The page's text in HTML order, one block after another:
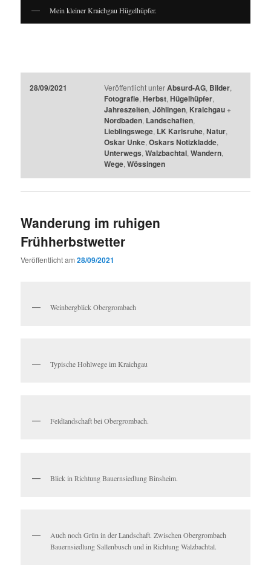
Mein kleiner Kraichgau Hügelhüpfer.
28/09/2021 Veröffentlicht unter Absurd-AG, Bilder,
Fotografie, Herbst, Hügelhüpfer,
Jahreszeiten, Jöhlingen, Kraichgau +
Nordbaden, Landschaften,
Lieblingswege, LK Karlsruhe, Natur,
Oskar Unke, Oskars Notizkladde,
Unterwegs, Walzbachtal, Wandern,
Wege, Wössingen
Wanderung im ruhigen
Frühherbstwetter
Veröffentlicht am28/09/2021
Weinbergblick Obergrombach
Typische Hohlwege im Kraichgau
Feldlandschaft bei Obergrombach.
Blick in Richtung Bauernsiedlung Binsheim.
Auch noch Grün in der Landschaft. Zwischen Obergrombach
Bauernsiedlung Sallenbusch und in Richtung Walzbachtal.